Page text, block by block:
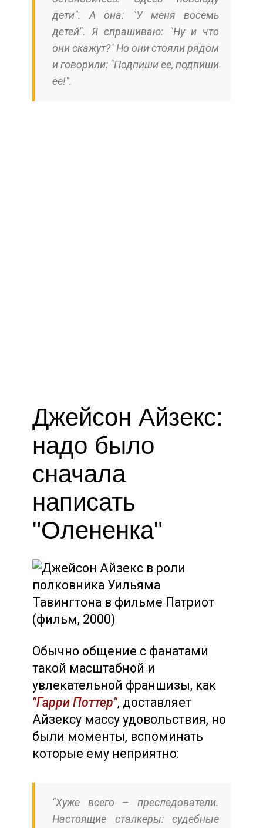
дети". А она: "У меня восемь
детей". Я спрашиваю: "Ну и что
они скажут?" Но они стояли рядом
и говорили: "Подпиши ее, подпиши
ее!".
Джейсон Айзекс:
надо было
сначала
написать
"Олененка"
Обычно общение с фанатами
такой масштабной и
увлекательной франшизы, как
"Гарри Поттер", доставляет
Айзексу массу удовольствия, но
были моменты, вспоминать
которые ему неприятно:
"Хуже всего – преследователи.
Настоящие сталкеры: судебные